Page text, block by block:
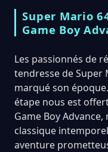
Super Mario
Game Boy
Les passionnés de
tendresse de Super
marqué son
étape nous est
Game Boy
classique
aventure